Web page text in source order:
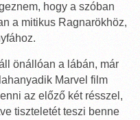
hogy a szóban
a mitikus Ragnarökhöz,
önállóan a lábán, már
Marvel film
az előző két résszel,
tiszteletét teszi benne